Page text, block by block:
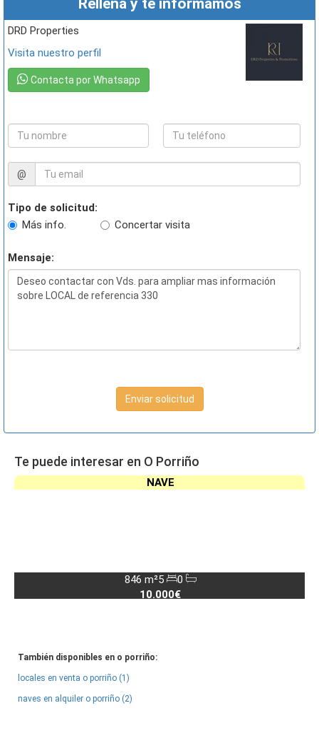
Rellena y te informamos
DRD Properties
Visita nuestro perfil
Contacta por Whatsapp
@
Tipo de solicitud:
Más info.
Concertar visita
Mensaje:
Enviar solicitud
Te puede interesar en O Porriño
NAVE
846 m²5
0
10.000€
También disponibles en o porriño:
locales en venta o porriño (1)
naves en alquiler o porriño (2)